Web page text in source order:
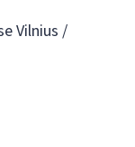
Vilnius /